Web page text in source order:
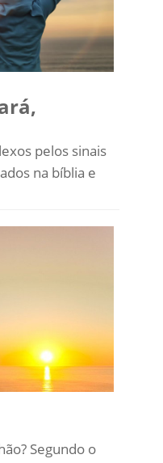
pelos sinais
na bíblia e
Segundo o